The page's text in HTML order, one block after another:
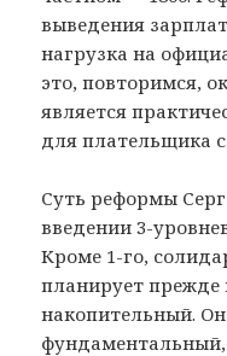
выведения
нагрузка на
это, повторимся,
является
для плательщика
Суть реформы
введении 3-
Кроме 1-го,
планирует прежде
накопительный.